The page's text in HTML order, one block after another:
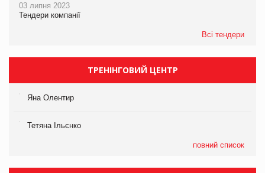
03 липня 2023
Тендери компанії
Всі тендери
ТРЕНІНГОВИЙ ЦЕНТР
Яна Олентир
Тетяна Ільєнко
повний список